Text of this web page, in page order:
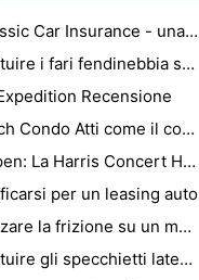
Grundy Classic Car Insurance - una revisione della loro funzionalità e limitazioni
Come sostituire i fari fendinebbia su un 2003 Jeep Liberty
Recensione
Myrtle Beach Condo Atti come il costo effettivo di vacanza
Cultura Aspen: La Harris Concert Hall
per un leasing auto
Come utilizzare la frizione su un motociclo
Come sostituire gli specchietti laterali su un 2001 Land Rover Discovery 2